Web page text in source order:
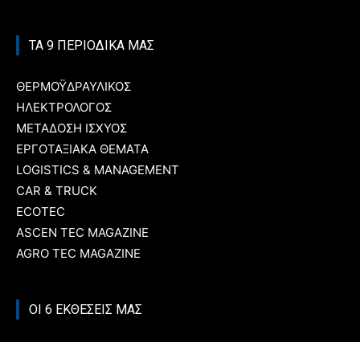
ΤΑ 9 ΠΕΡΙΟΔΙΚΑ ΜΑΣ
ΘΕΡΜΟΫΔΡΑΥΛΙΚΟΣ
ΗΛΕΚΤΡΟΛΟΓΟΣ
ΜΕΤΑΔΟΣΗ ΙΣΧΥΟΣ
ΕΡΓΟΤΑΞΙΑΚΑ ΘΕΜΑΤΑ
LOGISTICS & MANAGEMENT
CAR & TRUCK
ECOTEC
ASCEN TEC MAGAZINE
AGRO TEC MAGAZINE
ΟΙ 6 ΕΚΘΕΣΕΙΣ ΜΑΣ